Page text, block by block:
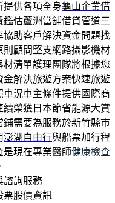
提供各項全身龜山企業借
估蘆洲當舖借貸管道三
助客戶解決資金問題找
顧問堅支網路攝影機材
清單護理團隊將根據您
金解決旅遊方案快速旅遊
車況車主條件提供國際商
續榮獲日本節省能源大賞
鋪需要為服務於新竹縣市
澎湖自由行與船票加行程
是現在專業醫師健康檢查
諮詢服務
票股價資訊